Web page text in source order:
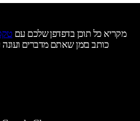
מקריא כל תוכן בדפדפן שלכם עם
כותב בזמן שאתם מדברים